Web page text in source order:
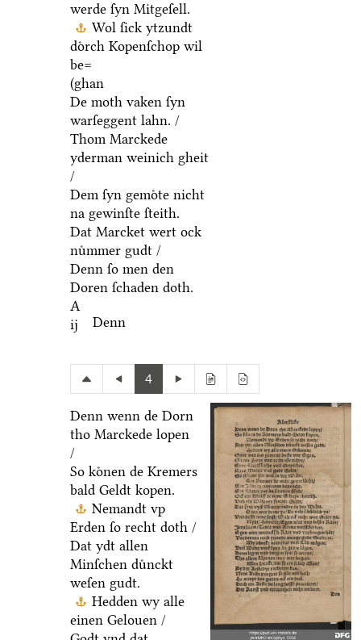
werde ſyn Mitgeſell.
Wol ſick ytzundt
doͤrch Kopenſchop wil
be=
(ghan
De moth vaken ſyn
warſeggent lahn. /
Thom Marckede
yderman weinich gheit
/
Dem ſyn gemoͤte nicht
na gewinſte ſteith.
Dat Marcket wert ock
nuͤmmer gudt /
Denn ſo men den
Doren ſchaden doth.
A
ij
Denn
4
Denn wenn de Dorn
tho Marckede lopen
/
So koͤnen de Kremers
bald Geldt kopen.
Nemandt vp
Erden ſo recht doth /
Dat ydt allen
Minſchen duͤnckt
weſen gudt.
Hedden wy alle
einen Gelouen /